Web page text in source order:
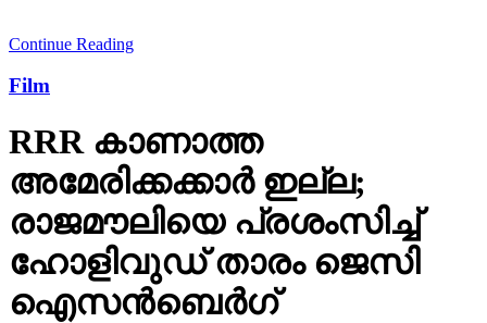
Continue Reading
Film
RRR കാണാത്ത
അമേരിക്കക്കാര്‍ ഇല്ല;
രാജമൗലിയെ പ്രശംസിച്ച്
ഹോളിവുഡ് താരം ജെസി
ഐസന്‍ബെര്‍ഗ്